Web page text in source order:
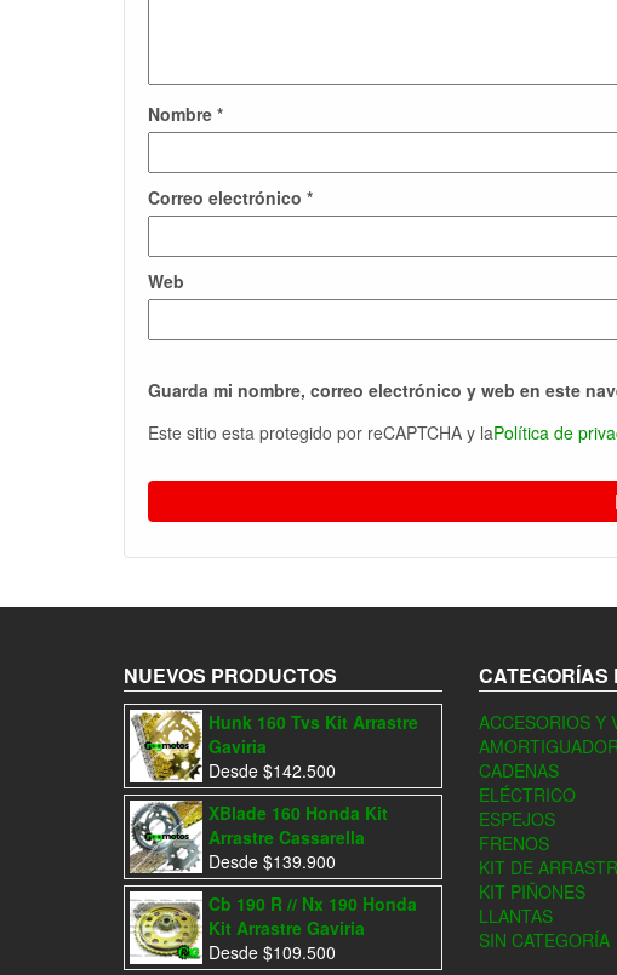
Nombre *
Correo electrónico *
Web
Guarda mi nombre, correo electrónico y web en este
Este sitio esta protegido por reCAPTCHA y laPolítica de
NUEVOS PRODUCTOS
Hunk 160 Tvs Kit Arrastre
Gaviria
Desde $142.500
XBlade 160 Honda Kit
Arrastre Cassarella
Desde $139.900
Cb 190 R // Nx 190 Honda
Kit Arrastre Gaviria
Desde $109.500
CATEGORÍAS
ACCESORIOS Y
CADENAS
ELÉCTRICO
ESPEJOS
FRENOS
KIT DE
KIT PIÑONES
LLANTAS
SIN CATEGORÍA